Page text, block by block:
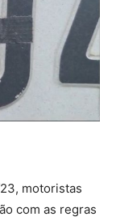
motoristas
com as regras